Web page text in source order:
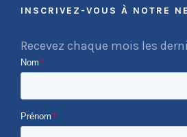
INSCRIVEZ-VOUS À NOTRE
Recevez chaque mois les
Nom *
Prénom *